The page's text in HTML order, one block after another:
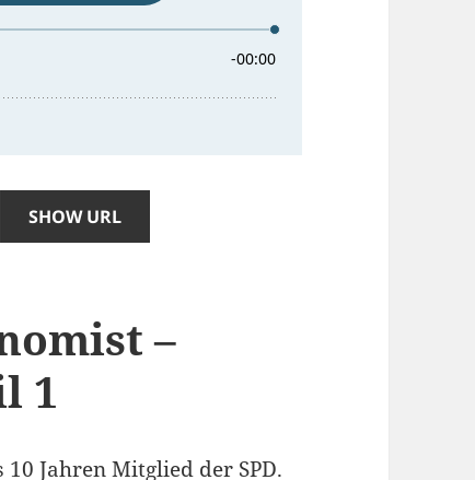
SHOW URL
–
1
Jahren Mitglied der SPD.